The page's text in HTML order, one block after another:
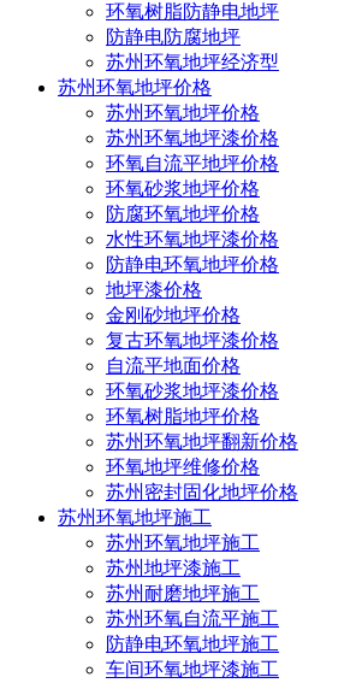
环氧树脂防静电地坪
防静电防腐地坪
苏州环氧地坪经济型
苏州环氧地坪价格
苏州环氧地坪价格
苏州环氧地坪漆价格
环氧自流平地坪价格
环氧砂浆地坪价格
防腐环氧地坪价格
水性环氧地坪漆价格
防静电环氧地坪价格
地坪漆价格
金刚砂地坪价格
复古环氧地坪漆价格
自流平地面价格
环氧砂浆地坪漆价格
环氧树脂地坪价格
苏州环氧地坪翻新价格
环氧地坪维修价格
苏州密封固化地坪价格
苏州环氧地坪施工
苏州环氧地坪施工
苏州地坪漆施工
苏州耐磨地坪施工
苏州环氧自流平施工
防静电环氧地坪施工
车间环氧地坪漆施工
当前位置：主页/苏州环氧地坪